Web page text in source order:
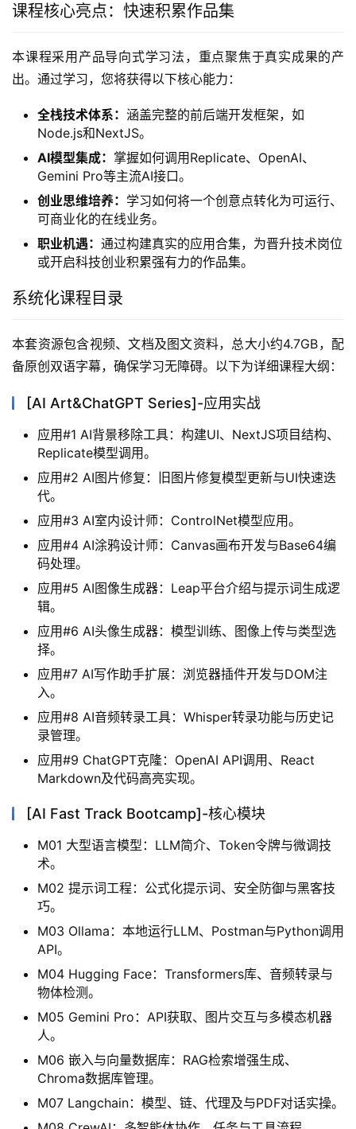
课程核心亮点：快速积累作品集
本课程采用产品导向式学习法，重点聚焦于真实成果的产
出。通过学习，您将获得以下核心能力：
全栈技术体系： 涵盖完整的前后端开发框架，如
Node.js和NextJS。
AI模型集成： 掌握如何调用Replicate、OpenAI、
Gemini Pro等主流AI接口。
创业思维培养： 学习如何将一个创意点转化为可运行、
可商业化的在线业务。
职业机遇： 通过构建真实的应用合集，为晋升技术岗位
或开启科技创业积累强有力的作品集。
系统化课程目录
本套资源包含视频、文档及图文资料，总大小约4.7GB，配
备原创双语字幕，确保学习无障碍。以下为详细课程大纲：
[AI Art&ChatGPT Series]-应用实战
应用#1 AI背景移除工具：构建UI、NextJS项目结构、
Replicate模型调用。
应用#2 AI图片修复：旧图片修复模型更新与UI快速迭
代。
应用#3 AI室内设计师：ControlNet模型应用。
应用#4 AI涂鸦设计师：Canvas画布开发与Base64编
码处理。
应用#5 AI图像生成器：Leap平台介绍与提示词生成逻
辑。
应用#6 AI头像生成器：模型训练、图像上传与类型选
择。
应用#7 AI写作助手扩展：浏览器插件开发与DOM注
入。
应用#8 AI音频转录工具：Whisper转录功能与历史记
录管理。
应用#9 ChatGPT克隆：OpenAI API调用、React
Markdown及代码高亮实现。
[AI Fast Track Bootcamp]-核心模块
M01 大型语言模型：LLM简介、Token令牌与微调技
术。
M02 提示词工程：公式化提示词、安全防御与黑客技
巧。
M03 Ollama：本地运行LLM、Postman与Python调用
API。
M04 Hugging Face：Transformers库、音频转录与
物体检测。
M05 Gemini Pro：API获取、图片交互与多模态机器
人。
M06 嵌入与向量数据库：RAG检索增强生成、
Chroma数据库管理。
M07 Langchain：模型、链、代理及与PDF对话实操。